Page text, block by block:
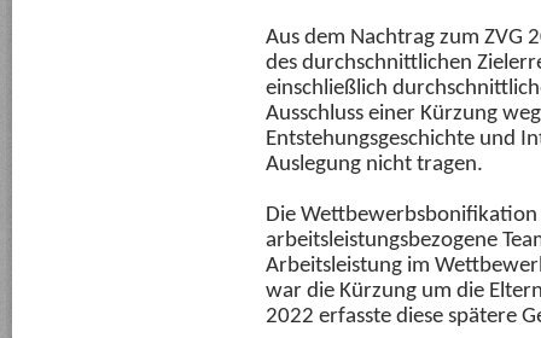
Aus dem Nachtrag zum ZVG
des durchschnittlichen
einschließlich
Ausschluss einer Kürzung
Entstehungsgeschichte und
Auslegung nicht tragen.
Die Wettbewerbsbonifikation
arbeitsleistungsbezogene
Arbeitsleistung im
war die Kürzung um die
2022 erfasste diese spätere